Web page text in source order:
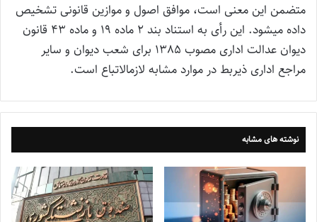
متضمن این معنی است، موافق اصول و موازین قانونی تشخیص
داده می‎شود. این رأی به استناد بند 2 ماده 19 و ماده 43 قانون
دیوان عدالت اداری مصوب 1385 برای شعب دیوان و سایر
مراجع اداری ذیربط در موارد مشابه لازم‎الاتباع است.
نوشته های مشابه